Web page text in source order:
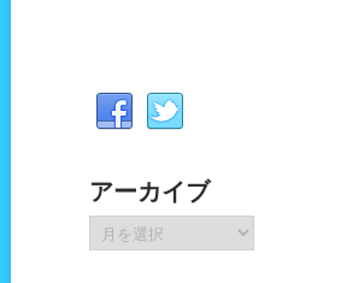
アーカイブ
ー